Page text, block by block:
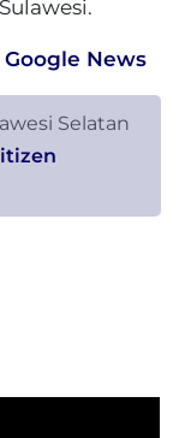
Google News
Selatan